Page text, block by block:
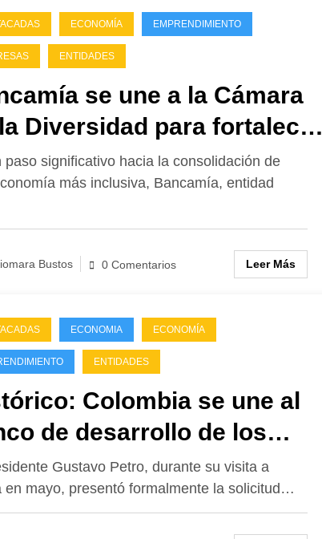
ECONOMÍA EMPRENDIMIENTO
ENTIDADES
se une a la Cámara
Diversidad para fortalecer
con la
social y financiera
paso significativo hacia la consolidación de
más inclusiva, Bancamía, entidad
Bustos 0 Comentarios Leer Más
ECONOMIA ECONOMÍA
ENTIDADES
Colombia se une al
de desarrollo de los
Gustavo Petro, durante su visita a
en mayo, presentó formalmente la solicitud…